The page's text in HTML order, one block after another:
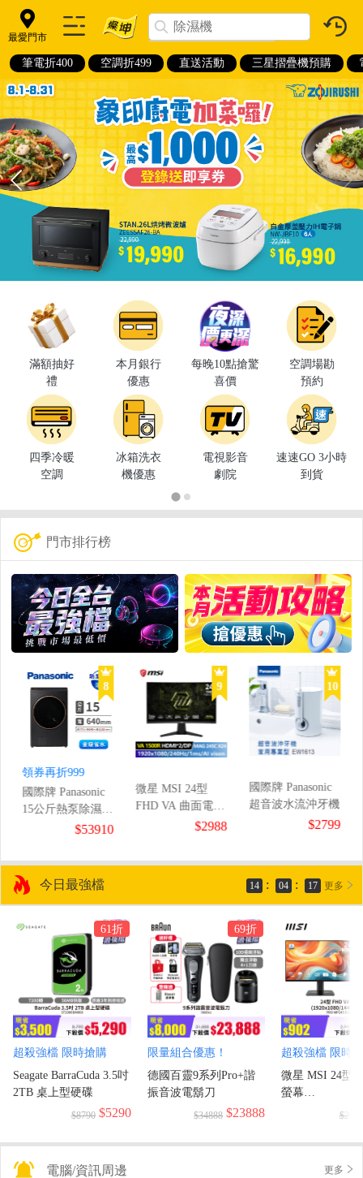
最愛門市
筆電折400 空調折499 直送活動 三星摺疊機預購
滿額抽好
禮
本月銀行
優惠
每晚10點搶驚
喜價
空調場勘
預約
四季冷暖
空調
冰箱洗衣
機優惠
電視影音
劇院
速速GO 3小時
到貨
門市排行榜
8
領券再折999
國際牌 Panasonic
15公斤熱泵除濕式
滾筒洗衣機$53910
9
微星 MSI 24型
FHD VA 曲面電競
$2988
10
國際牌 Panasonic
超音波水流沖牙機
$2799
今日最強檔 14 : 04 : 16 更多
61折
超殺強檔 限時搶購
Seagate BarraCuda 3.5吋
2TB 桌上型硬碟
$8790 $5290
69折
限量組合優惠！
德國百靈9系列Pro+諧
振音波電鬍刀
$34888 $23888
超殺強檔 限時
微星 MSI 24型
螢幕
(1920x1080/$2990
電腦/資訊周邊 更多